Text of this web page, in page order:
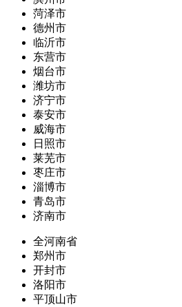
菏泽市
德州市
临沂市
东营市
烟台市
潍坊市
济宁市
泰安市
威海市
日照市
莱芜市
枣庄市
淄博市
青岛市
济南市
全河南省
郑州市
开封市
洛阳市
平顶山市